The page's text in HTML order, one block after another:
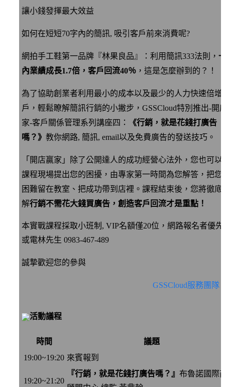
讓小錢發揮最大效益
如何在短短70字內的簡訊, 吸引客戶前來消費呢?
網拍手工鞋第一品牌『林果良品』：利用簡訊333法則，
內業績成長1.7倍，客戶回流40％ ，這是怎麼辦到的？！
為了協助創業者利用最小的成本以及最少的人力快速倍增
戶，輕鬆瞭解簡訊行銷的小撇步，GSSCloud特別推出-開
家-客戶關係管理系列講座四：
《行銷，就是花錢打廣告
嗎？》 教你網路, 簡訊, email以及免費廣告的發送技巧。
「開店贏家」除了公開達人的成功經營心法外，您也可以
課程現場提出您的困擾，由專家第一時間為您解答，把您
困難留在教室、把成功帶到店裡。課程結束後，您將徹底
解行銷不需花大錢買廣告，創造客戶回流才是重點！
本實戰課程採取小班制, VIP名額僅20位，網路報名者優先
或電林先生 0983-467-489
誠摯歡迎您的參與
GSSCloud服務團隊
活動議程
時間
議題
19:00~19:20 來賓報到
19:20~21:20
『行銷，就是花錢打廣告嗎？』 布魯諾國際